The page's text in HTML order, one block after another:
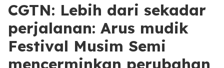
CGTN: Lebih dari sekadar
perjalanan: Arus mudik
Festival Musim Semi
mencerminkan perubahan